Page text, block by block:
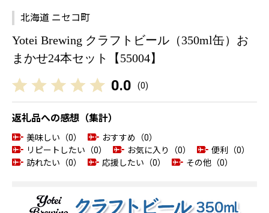
北海道 ニセコ町
Yotei Brewing クラフトビール（350ml缶）お
まかせ24本セット【55004】
0.0 (0)
返礼品への感想（集計）
美味しい（0）
おすすめ（0）
リピートしたい（0）
お気に入り（0）
便利（0）
訪れたい（0）
応援したい（0） その他（0）